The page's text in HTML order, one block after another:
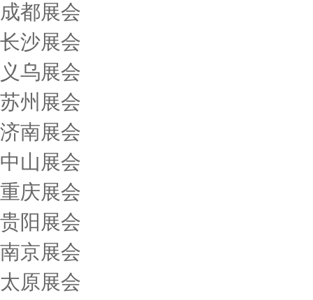
成都展会
长沙展会
义乌展会
苏州展会
济南展会
中山展会
重庆展会
贵阳展会
南京展会
太原展会